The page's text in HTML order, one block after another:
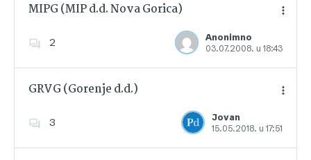
MIPG (MIP d.d. Nova Gorica)
2
Anonimno
03.07.2008. u 18:43
Dodajte u favorite
GRVG (Gorenje d.d.)
3
Jovan
15.05.2018. u 17:51
Dodajte u favorite